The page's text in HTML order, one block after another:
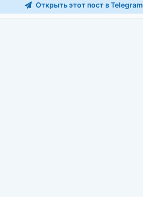
Открыть этот пост в Telegram